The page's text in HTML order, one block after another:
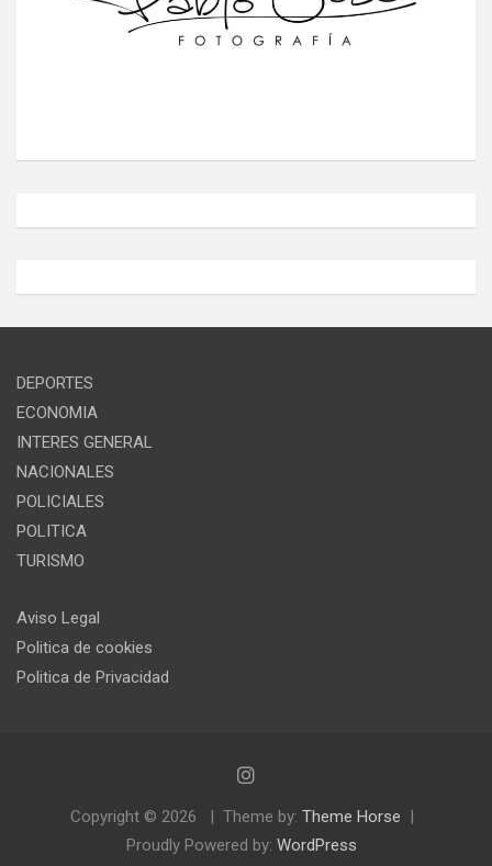
DEPORTES
ECONOMIA
INTERES GENERAL
NACIONALES
POLICIALES
POLITICA
TURISMO
Aviso Legal
Politica de cookies
Politica de Privacidad
Copyright © 2026 Theme by: Theme Horse
Proudly Powered by: WordPress